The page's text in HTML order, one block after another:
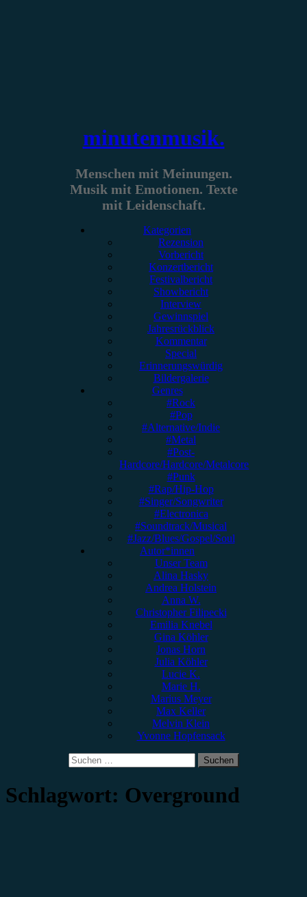
minutenmusik.
Menschen mit Meinungen.
Musik mit Emotionen. Texte
mit Leidenschaft.
Kategorien
Rezension
Vorbericht
Konzertbericht
Festivalbericht
Showbericht
Interview
Gewinnspiel
Jahresrückblick
Kommentar
Special
Erinnerungswürdig
Bildergalerie
Genres
#Rock
#Pop
#Alternative/Indie
#Metal
#Post-
Hardcore/Hardcore/Metalcore
#Punk
#Rap/Hip-Hop
#Singer/Songwriter
#Electronica
#Soundtrack/Musical
#Jazz/Blues/Gospel/Soul
Autor*innen
Unser Team
Alina Hasky
Andrea Holstein
Anna W.
Christopher Filipecki
Emilia Knebel
Gina Köhler
Jonas Horn
Julia Köhler
Lucie K.
Marie H.
Marius Meyer
Max Keller
Melvin Klein
Yvonne Hopfensack
Suchen
nach:
Schlagwort: Overground